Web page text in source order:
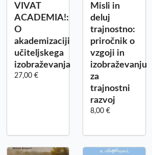
VIVAT
ACADEMIA!:
O
akademizaciji
učiteljskega
izobraževanja
27,00 €
Misli in
deluj
trajnostno:
priročnik o
vzgoji in
izobraževanju
za
trajnostni
razvoj
8,00 €